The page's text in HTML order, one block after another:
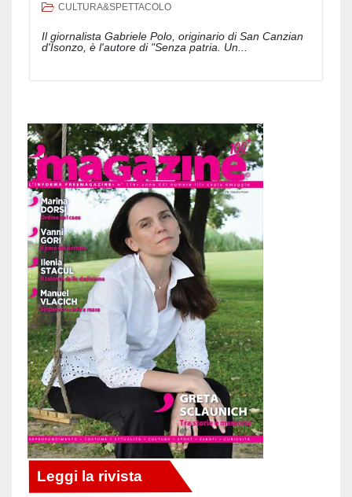
CULTURA&SPETTACOLO
Il giornalista Gabriele Polo, originario di San Canzian
d'Isonzo, è l'autore di "Senza patria. Un...